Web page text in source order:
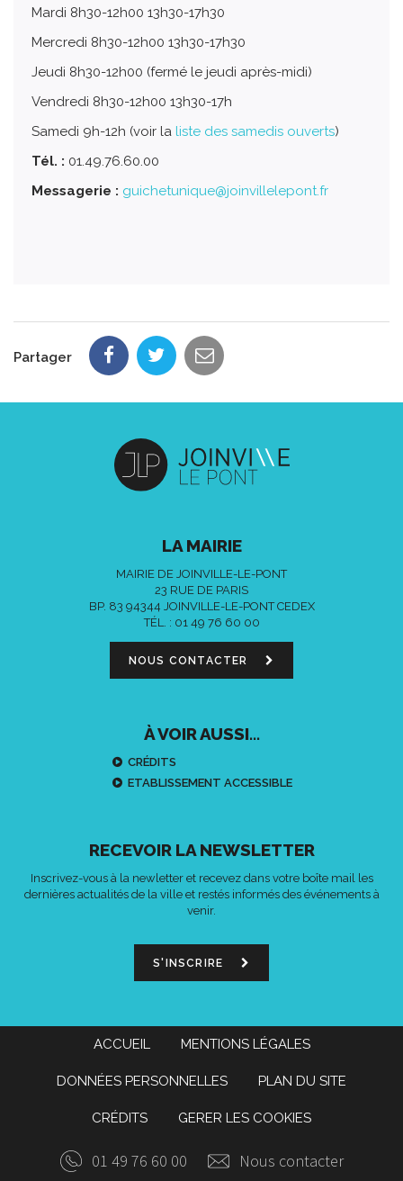
Mardi 8h30-12h00 13h30-17h30
Mercredi 8h30-12h00 13h30-17h30
Jeudi 8h30-12h00 (fermé le jeudi après-midi)
Vendredi 8h30-12h00 13h30-17h
Samedi 9h-12h (voir la liste des samedis ouverts)
Tél. : 01.49.76.60.00
Messagerie : guichetunique@joinvillelepont.fr
Partager
LA MAIRIE
MAIRIE DE JOINVILLE-LE-PONT
23 RUE DE PARIS
BP. 83 94344 JOINVILLE-LE-PONT CEDEX
TÉL. : 01 49 76 60 00
NOUS CONTACTER
À VOIR AUSSI...
CRÉDITS
ETABLISSEMENT ACCESSIBLE
RECEVOIR LA NEWSLETTER
Inscrivez-vous à la newletter et recevez dans votre boîte mail les
dernières actualités de la ville et restés informés des événements à
venir.
S'INSCRIRE
ACCUEIL MENTIONS LÉGALES
DONNÉES PERSONNELLES PLAN DU SITE
CRÉDITS GERER LES COOKIES
01 49 76 60 00 Nous contacter